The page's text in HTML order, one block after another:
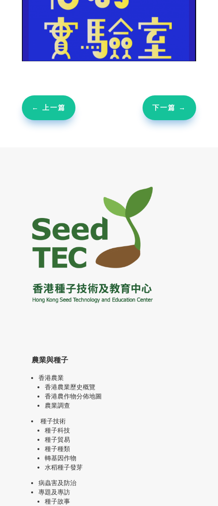
← 上一篇 下一篇 →
農業與種子
香港農業
香港農業歷史概覽
香港農作物分佈地圖
農業調查
種子技術
種子科技
種子貿易
種子種類
轉基因作物
水稻種子發芽
病蟲害及防治
專題及專訪
種子故事